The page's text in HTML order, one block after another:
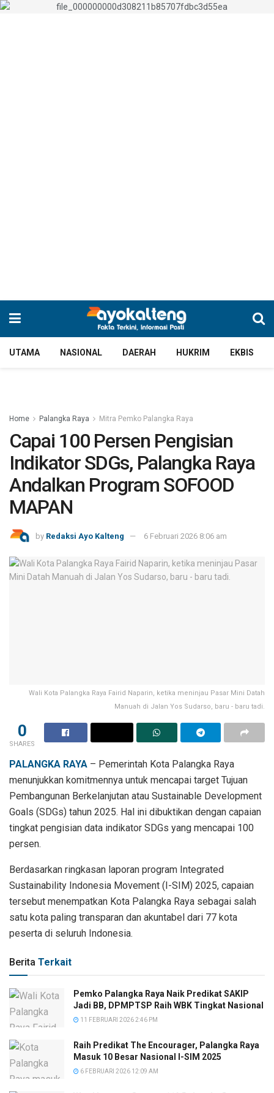
UTAMA NASIONAL DAERAH HUKRIM EKBIS
Home Palangka Raya Mitra Pemko Palangka Raya
Capai 100 Persen Pengisian
Indikator SDGs, Palangka Raya
Andalkan Program SOFOOD
MAPAN
by Redaksi Ayo Kalteng 6 Februari 2026 8:06 am
Wali Kota Palangka Raya Fairid Naparin, ketika meninjau Pasar Mini Datah
Manuah di Jalan Yos Sudarso, baru - baru tadi.
0
SHARES
PALANGKA RAYA – Pemerintah Kota Palangka Raya
menunjukkan komitmennya untuk mencapai target Tujuan
Pembangunan Berkelanjutan atau Sustainable Development
Goals (SDGs) tahun 2025. Hal ini dibuktikan dengan capaian
tingkat pengisian data indikator SDGs yang mencapai 100
persen.
Berdasarkan ringkasan laporan program Integrated
Sustainability Indonesia Movement (I-SIM) 2025, capaian
tersebut menempatkan Kota Palangka Raya sebagai salah
satu kota paling transparan dan akuntabel dari 77 kota
peserta di seluruh Indonesia.
Berita Terkait
Pemko Palangka Raya Naik Predikat SAKIP
Jadi BB, DPMPTSP Raih WBK Tingkat Nasional
11 FEBRUARI 2026 2:46 PM
Raih Predikat The Encourager, Palangka Raya
Masuk 10 Besar Nasional I-SIM 2025
6 FEBRUARI 2026 12:09 AM